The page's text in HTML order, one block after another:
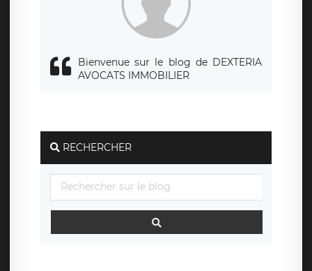
Bienvenue sur le blog de DEXTERIA
AVOCATS IMMOBILIER
RECHERCHER